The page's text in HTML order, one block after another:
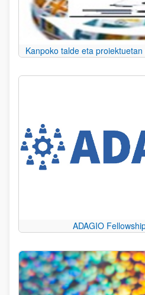
Kanpoko talde eta
ADAGIO